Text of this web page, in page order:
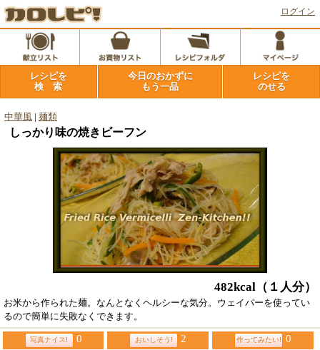
ログイン
レシピを
検 索
今日のおかずに
もう一品
レシピを
のせる
中華風 麺類
しっかり味の焼きビーフン
482kcal （１人分）
お米から作られた麺。なんとなくヘルシーな気分。ウェイパーを使ってい
るので簡単に失敗なくできます。
写真ナイス! 0 おいしそう! 2 作ってみたい! 0